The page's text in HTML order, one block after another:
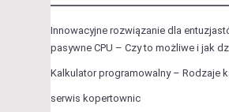
Innowacyjne rozwiązanie dla
pasywne CPU – Czy to możliwe i jak
Kalkulator programowalny – Rodzaje
serwis kopertownic